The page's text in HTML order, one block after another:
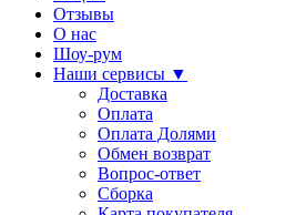
Отзывы
О нас
Шоу-рум
Наши сервисы ▼
Доставка
Оплата
Оплата Долями
Обмен возврат
Вопрос-ответ
Сборка